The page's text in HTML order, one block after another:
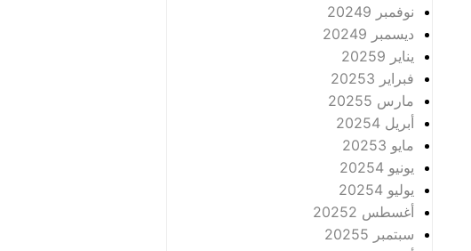
نوفمبر 2024 9
ديسمبر 2024 9
يناير 2025 9
فبراير 2025 3
مارس 2025 5
أبريل 2025 4
مايو 2025 3
يونيو 2025 4
يوليو 2025 4
أغسطس 2025 2
سبتمبر 2025 5